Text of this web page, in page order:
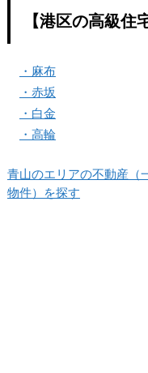
【港区の高級住
・麻布
・赤坂
・白金
・高輪
青山のエリアの不動産（
物件）を探す